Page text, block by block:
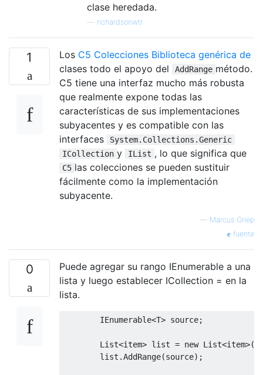
clase heredada.
richardsonwtr
1 Los C5 Colecciones Biblioteca genérica de
clases todo el apoyo del
AddRange método.
C5 tiene una interfaz mucho más robusta
que realmente expone todas las
características de sus implementaciones
subyacentes y es compatible con las
interfaces
System.Collections.Generic
ICollection y IList , lo que significa que
C5 las colecciones se pueden sustituir
fácilmente como la implementación
subyacente.
— Marcus Griep
fuente
0
Puede agregar su rango IEnumerable a una
lista y luego establecer ICollection = en la
lista.
IEnumerable<T> source;
List<item> list = new List<item>
list .AddRange(source);